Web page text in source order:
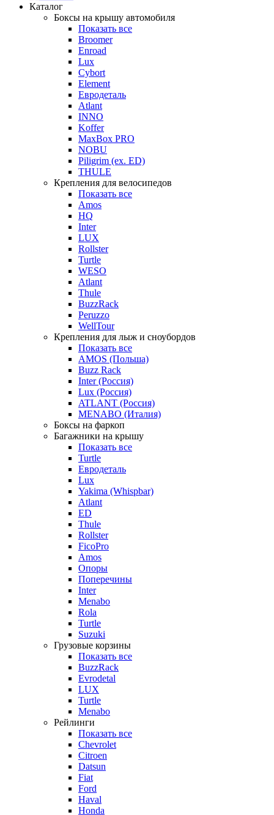
Каталог
Боксы на крышу автомобиля
Показать все
Broomer
Enroad
Lux
Cybort
Element
Евродеталь
Atlant
INNO
Koffer
MaxBox PRO
NOBU
Piligrim (ex. ED)
THULE
Крепления для велосипедов
Показать все
Amos
HQ
Inter
LUX
Rollster
Turtle
WESO
Atlant
Thule
BuzzRack
Peruzzo
WellTour
Крепления для лыж и сноубордов
Показать все
AMOS (Польша)
Buzz Rack
Inter (Россия)
Lux (Россия)
ATLANT (Россия)
MENABO (Италия)
Боксы на фаркоп
Багажники на крышу
Показать все
Turtle
Евродеталь
Lux
Yakima (Whispbar)
Atlant
ED
Thule
Rollster
FicoPro
Amos
Опоры
Поперечины
Inter
Menabo
Rola
Turtle
Suzuki
Грузовые корзины
Показать все
BuzzRack
Evrodetal
LUX
Turtle
Menabo
Рейлинги
Показать все
Chevrolet
Citroen
Datsun
Fiat
Ford
Haval
Honda